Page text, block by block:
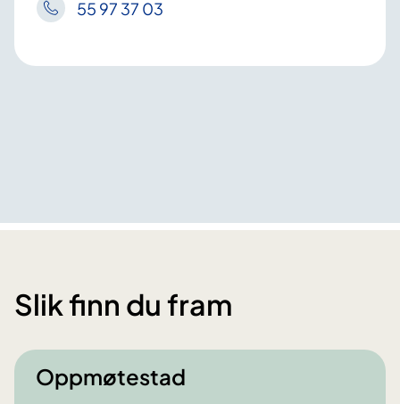
55 97 37 03
Slik finn du fram
Oppmøtestad